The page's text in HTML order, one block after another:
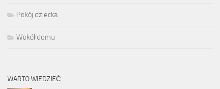
Pokój dziecka
Wokół domu
WARTO WIEDZIEĆ